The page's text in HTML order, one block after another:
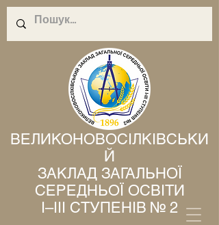
ВЕЛИКОНОВОСІЛКІВСЬКИ
Й
ЗАКЛАД ЗАГАЛЬНОЇ
СЕРЕДНЬОЇ ОСВІТИ
І–ІІІ СТУПЕНІВ № 2